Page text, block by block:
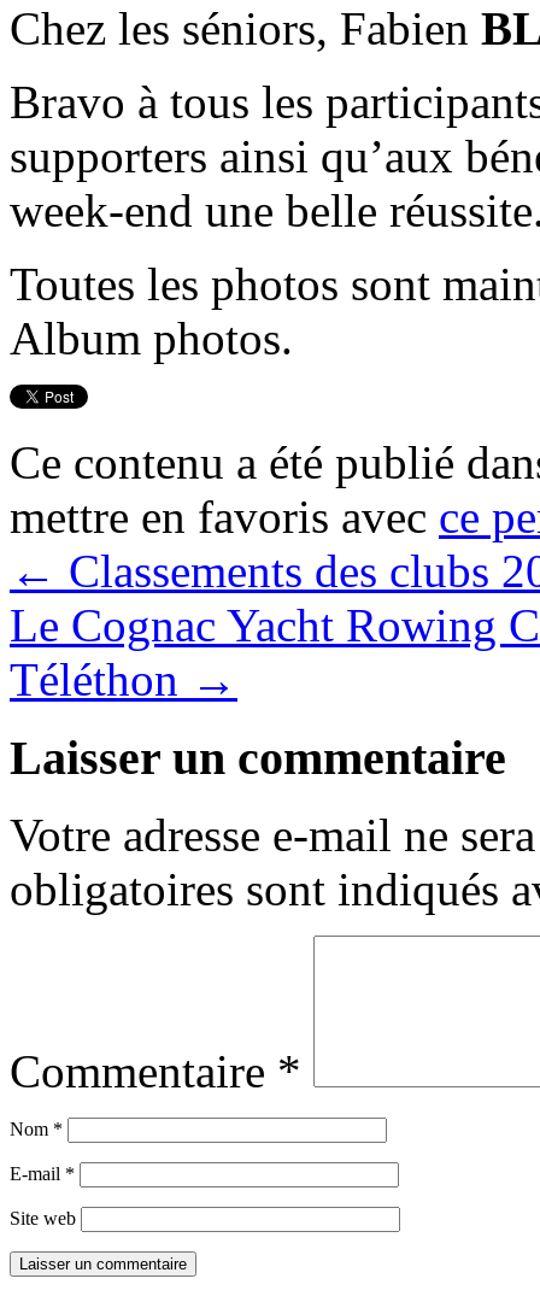
Chez les séniors, Fabien
Bravo à tous les
supporters ainsi qu’aux
week-end une belle
Toutes les photos sont
Album photos.
Ce contenu a été publié
mettre en favoris avec ce
← Classements des clubs
Le Cognac Yacht Rowing
Téléthon →
Laisser un commentaire
Votre adresse e-mail ne
obligatoires sont indiqués
Commentaire *
Nom *
E-mail *
Site web